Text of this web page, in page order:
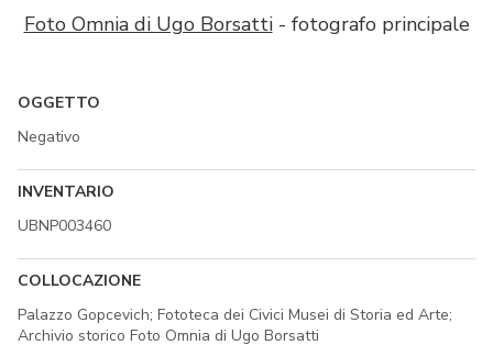
Foto Omnia di Ugo Borsatti- fotografo principale
OGGETTO
Negativo
INVENTARIO
UBNP003460
COLLOCAZIONE
Palazzo Gopcevich; Fototeca dei Civici Musei di Storia ed Arte;
Archivio storico Foto Omnia di Ugo Borsatti